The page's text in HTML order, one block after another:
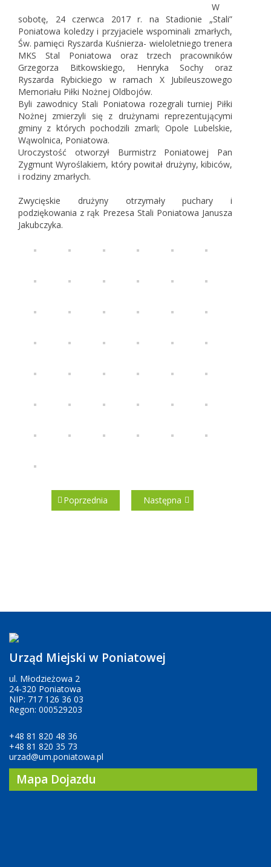
W
sobotę, 24 czerwca 2017 r. na Stadionie „Stali”
Poniatowa koledzy i przyjaciele wspominali zmarłych,
Św. pamięci Ryszarda Kuśnierza- wieloletniego trenera
MKS Stal Poniatowa oraz trzech pracowników
Grzegorza Bitkowskiego, Henryka Sochy oraz
Ryszarda Rybickiego w ramach X Jubileuszowego
Memoriału Piłki Nożnej Oldbojów.
Byli zawodnicy Stali Poniatowa rozegrali turniej Piłki
Nożnej zmierzyli się z drużynami reprezentującymi
gminy z których pochodzili zmarli; Opole Lubelskie,
Wąwolnica, Poniatowa.
Uroczystość otworzył Burmistrz Poniatowej Pan
Zygmunt Wyroślakiem, który powitał drużyny, kibiców,
i rodziny zmarłych.
Zwycięskie drużyny otrzymały puchary i
podziękowania z rąk Prezesa Stali Poniatowa Janusza
Jakubczyka.
Poprzednia Następna
Urząd Miejski w Poniatowej
ul. Młodzieżowa 2
24-320 Poniatowa
NIP: 717 126 36 03
Regon: 000529203
+48 81 820 48 36
+48 81 820 35 73
urzad@um.poniatowa.pl
Mapa Dojazdu